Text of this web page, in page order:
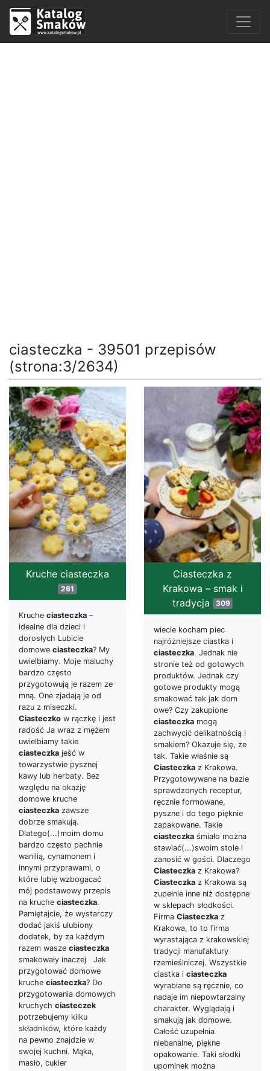
ciasteczka - 39501 przepisów
(strona:3/2634)
Kruche ciasteczka
261
Kruche ciasteczka –
idealne dla dzieci i
dorosłych Lubicie
domowe ciasteczka? My
uwielbiamy. Moje maluchy
bardzo często
przygotowują je razem ze
mną. One zjadają je od
razu z miseczki.
Ciasteczko w rączkę i jest
radość Ja wraz z mężem
uwielbiamy takie
ciasteczka jeść w
towarzystwie pysznej
kawy lub herbaty. Bez
względu na okazję
domowe kruche
ciasteczka zawsze
dobrze smakują.
Dlatego(...)moim domu
bardzo często pachnie
wanilią, cynamonem i
innymi przyprawami, o
które lubię wzbogacać
mój podstawowy przepis
na kruche ciasteczka.
Pamiętajcie, że wystarczy
dodać jakiś ulubiony
dodatek, by za każdym
razem wasze ciasteczka
smakowały inaczej Jak
przygotować domowe
kruche ciasteczka? Do
przygotowania domowych
kruchych ciasteczek
potrzebujemy kilku
składników, które każdy
na pewno znajdzie w
swojej kuchni. Mąka,
masło, cukier
Ciasteczka z
Krakowa – smak i
tradycja
309
wiecie kocham piec
najróżniejsze ciastka i
ciasteczka. Jednak nie
stronie też od gotowych
produktów. Jednak czy
gotowe produkty mogą
smakować tak jak dom
owe? Czy zakupione
ciasteczka mogą
zachwycić delikatnością i
smakiem? Okazuje się, że
tak. Takie właśnie są
Ciasteczka z Krakowa.
Przygotowywane na bazie
sprawdzonych receptur,
ręcznie formowane,
pyszne i do tego pięknie
zapakowane. Takie
ciasteczka śmiało można
stawiać(...)swoim stole i
zanosić w gości. Dlaczego
Ciasteczka z Krakowa?
Ciasteczka z Krakowa są
zupełnie inne niż dostępne
w sklepach słodkości.
Firma Ciasteczka z
Krakowa, to to firma
wyrastająca z krakowskiej
tradycji manufaktury
rzemieślniczej. Wszystkie
ciastka i ciasteczka
wyrabiane są ręcznie, co
nadaje im niepowtarzalny
charakter. Wyglądają i
smakują jak domowe.
Całość uzupełnia
niebanalne, piękne
opakowanie. Taki słodki
upominek można